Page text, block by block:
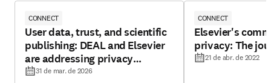
CONNECT
User data, trust, and scientific
publishing: DEAL and Elsevier
are addressing privacy
challenges
31 de mar. de 2026
CONNECT
Elsevier's
privacy: The
21 de abr. de 2022